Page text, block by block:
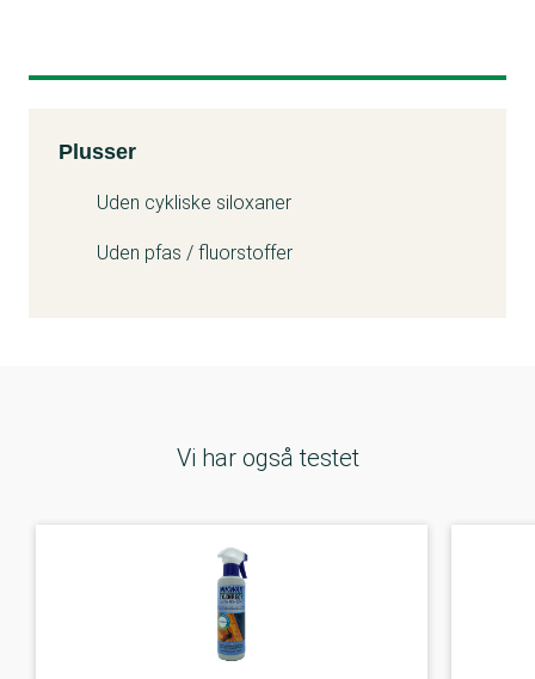
Kemitest
Plusser
Uden cykliske siloxaner
Uden pfas / fluorstoffer
Vi har også testet